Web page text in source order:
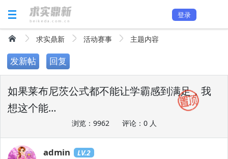
登录
求实鼎新 活动赛事 主题内容
发新帖 回复
如果莱布尼茨公式都不能让学霸感到满足，我
想这个能…
浏览：9962 评论：0 人
admin
LV.2